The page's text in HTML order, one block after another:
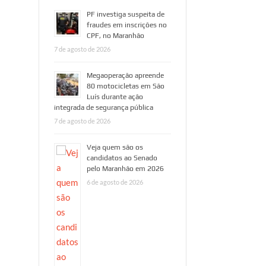
PF investiga suspeita de
fraudes em inscrições no
CPF, no Maranhão
7 de agosto de 2026
Megaoperação apreende
80 motocicletas em São
Luís durante ação
integrada de segurança pública
7 de agosto de 2026
Veja quem são os
candidatos ao Senado
pelo Maranhão em 2026
6 de agosto de 2026